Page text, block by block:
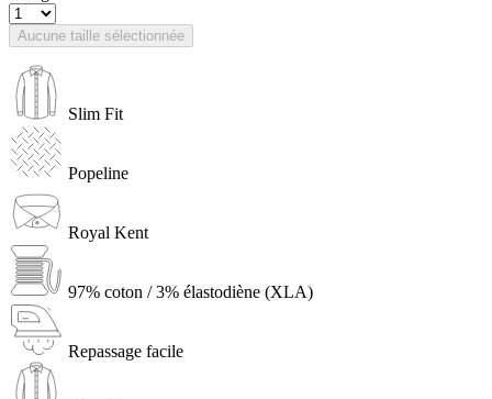
Aucune taille sélectionnée
Slim Fit
Popeline
Royal Kent
97% coton / 3% élastodiène (XLA)
Repassage facile